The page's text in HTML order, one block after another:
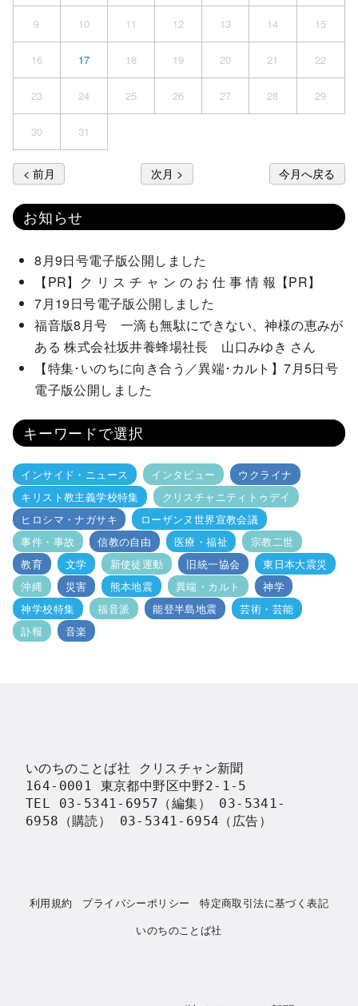
9 10 11 12 13 14 15
16 17 18 19 20 21 22
23 24 25 26 27 28 29
30 31
< 前月 次月 > 今月へ戻る
お知らせ
8月9日号電子版公開しました
【PR】ク リ ス チ ャ ン の お 仕 事 情 報【PR】
7月19日号電子版公開しました
福音版8月号 一滴も無駄にできない、神様の恵みが
ある 株式会社坂井養蜂場社長 山口みゆき さん
【特集･いのちに向き合う／異端･カルト】7月5日号
電子版公開しました
キーワードで選択
インサイド・ニュース インタビュー
ウクライナ
キリスト教主義学校特集
クリスチャニティトゥデイ
ヒロシマ・ナガサキ
ローザンヌ世界宣教会議
事件・事故
信教の自由 医療・福祉
宗教二世
教育
文学 新使徒運動 旧統一協会
東日本大震災
沖縄
災害 熊本地震 異端・カルト
神学
神学校特集
福音派 能登半島地震
芸術・芸能
訃報
音楽
いのちのことば社 クリスチャン新聞
164-0001 東京都中野区中野2-1-5
TEL 03-5341-6957（編集） 03-5341-
6958（購読） 03-5341-6954（広告）
利用規約 プライバシーポリシー
特定商取引法に基づく表記
いのちのことば社